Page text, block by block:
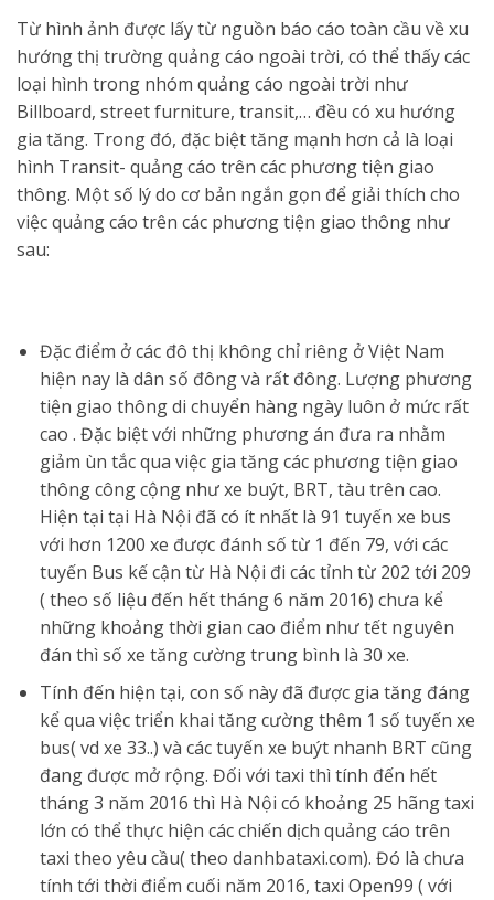
Từ hình ảnh được lấy từ nguồn báo cáo toàn cầu về xu
hướng thị trường quảng cáo ngoài trời, có thể thấy các
loại hình trong nhóm quảng cáo ngoài trời như
Billboard, street furniture, transit,… đều có xu hướng
gia tăng. Trong đó, đặc biệt tăng mạnh hơn cả là loại
hình Transit- quảng cáo trên các phương tiện giao
thông. Một số lý do cơ bản ngắn gọn để giải thích cho
việc quảng cáo trên các phương tiện giao thông như
sau:
Đặc điểm ở các đô thị không chỉ riêng ở Việt Nam
hiện nay là dân số đông và rất đông. Lượng phương
tiện giao thông di chuyển hàng ngày luôn ở mức rất
cao . Đặc biệt với những phương án đưa ra nhằm
giảm ùn tắc qua việc gia tăng các phương tiện giao
thông công cộng như xe buýt, BRT, tàu trên cao.
Hiện tại tại Hà Nội đã có ít nhất là 91 tuyến xe bus
với hơn 1200 xe được đánh số từ 1 đến 79, với các
tuyến Bus kế cận từ Hà Nội đi các tỉnh từ 202 tới 209
( theo số liệu đến hết tháng 6 năm 2016) chưa kể
những khoảng thời gian cao điểm như tết nguyên
đán thì số xe tăng cường trung bình là 30 xe.
Tính đến hiện tại, con số này đã được gia tăng đáng
kể qua việc triển khai tăng cường thêm 1 số tuyến xe
bus( vd xe 33..) và các tuyến xe buýt nhanh BRT cũng
đang được mở rộng. Đối với taxi thì tính đến hết
tháng 3 năm 2016 thì Hà Nội có khoảng 25 hãng taxi
lớn có thể thực hiện các chiến dịch quảng cáo trên
taxi theo yêu cầu( theo danhbataxi.com). Đó là chưa
tính tới thời điểm cuối năm 2016, taxi Open99 ( với